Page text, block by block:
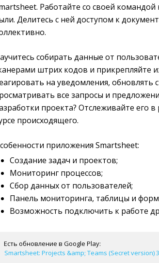
Работайте со своей
Делитесь с ней доступом к
собирать данные от
штрих кодов и прикрепляйте
на уведомления, обновлять
все запросы и
проекта? Отслеживайте его
происходящего.
приложения Smartsheet:
Создание задач и проектов;
Мониторинг процессов;
Сбор данных от пользователей;
Панель мониторинга, таблицы и
Возможность подключить к работе
Есть обновление в Google Play:
Smartsheet: Projects &amp; Teams (Secret version)